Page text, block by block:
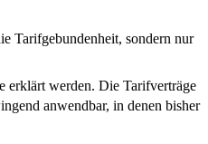
Tarifgebundenheit, sondern nur
erklärt werden. Die Tarifverträge
anwendbar, in denen bisher